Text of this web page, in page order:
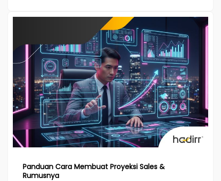
Panduan Cara Membuat Proyeksi Sales &
Rumusnya